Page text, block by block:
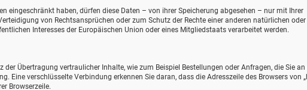
eingeschränkt haben, dürfen diese Daten – von ihrer Speicherung abgesehen – nur mit Ihrer
von Rechtsansprüchen oder zum Schutz der Rechte einer anderen natürlichen oder
Interesses der Europäischen Union oder eines Mitgliedstaats verarbeitet werden.
Übertragung vertraulicher Inhalte, wie zum Beispiel Bestellungen oder Anfragen, die Sie
Eine verschlüsselte Verbindung erkennen Sie daran, dass die Adresszeile des Browsers von
Browserzeile.